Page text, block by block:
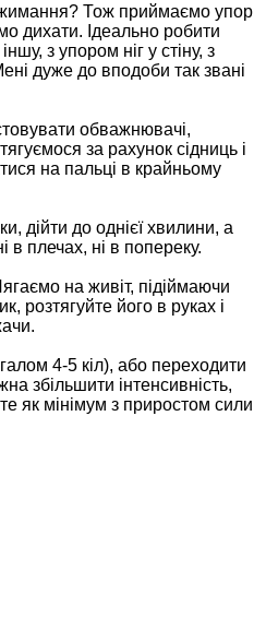
Тож приймаємо упор
дихати. Ідеально робити
з упором ніг у стіну, з
дуже до вподоби так звані
обважнювачі,
за рахунок сідниць і
на пальці в крайньому
дійти до однієї хвилини, а
в плечах, ні в попереку.
на живіт, підіймаючи
розтягуйте його в руках і
4-5 кіл), або переходити
збільшити інтенсивність,
як мінімум з приростом сили